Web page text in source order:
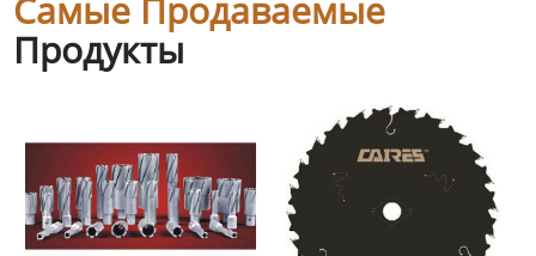
Самые Продаваемые
Продукты